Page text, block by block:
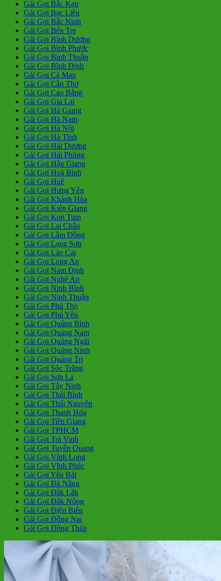
Gái Gọi Bắc Kạn
Gái Gọi Bạc Liêu
Gái Gọi Bắc Ninh
Gái Gọi Bến Tre
Gái Gọi Bình Dương
Gái Gọi Bình Phước
Gái Gọi Bình Thuận
Gái Gọi Bình Định
Gái Gọi Cà Mau
Gái Gọi Cần Thơ
Gái Gọi Cao Bằng
Gái Gọi Gia Lai
Gái Gọi Hà Giang
Gái Gọi Hà Nam
Gái Gọi Hà Nội
Gái Gọi Hà Tĩnh
Gái Gọi Hải Dương
Gái Gọi Hải Phòng
Gái Gọi Hậu Giang
Gái Gọi Hoà Bình
Gái Gọi Huế
Gái Gọi Hưng Yên
Gái Gọi Khánh Hòa
Gái Gọi Kiên Giang
Gái Gọi Kon Tum
Gái Gọi Lai Châu
Gái Gọi Lâm Đồng
Gái Gọi Lạng Sơn
Gái Gọi Lào Cai
Gái Gọi Long An
Gái Gọi Nam Định
Gái Gọi Nghệ An
Gái Gọi Ninh Bình
Gái Gọi Ninh Thuận
Gái Gọi Phú Thọ
Gái Gọi Phú Yên
Gái Gọi Quảng Bình
Gái Gọi Quảng Nam
Gái Gọi Quảng Ngãi
Gái Gọi Quảng Ninh
Gái Gọi Quảng Trị
Gái Gọi Sóc Trăng
Gái Gọi Sơn La
Gái Gọi Tây Ninh
Gái Gọi Thái Bình
Gái Gọi Thái Nguyên
Gái Gọi Thanh Hóa
Gái Gọi Tiền Giang
Gái Gọi TPHCM
Gái Gọi Trà Vinh
Gái Gọi Tuyên Quang
Gái Gọi Vĩnh Long
Gái Gọi Vĩnh Phúc
Gái Gọi Yên Bái
Gái Gọi Đà Nẵng
Gái Gọi Đắk Lắk
Gái Gọi Đắk Nông
Gái Gọi Điện Biên
Gái Gọi Đồng Nai
Gái Gọi Đồng Tháp